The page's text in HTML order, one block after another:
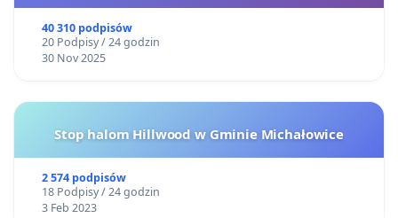
40 310 podpisów
20 Podpisy / 24 godzin
30 Nov 2025
Stop halom Hillwood w Gminie Michałowice
2 574 podpisów
18 Podpisy / 24 godzin
3 Feb 2023